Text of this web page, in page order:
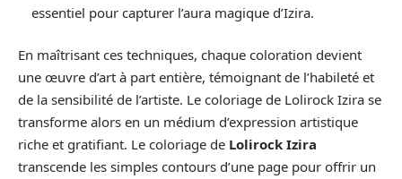
essentiel pour capturer l’aura magique d’Izira.
En maîtrisant ces techniques, chaque coloration devient
une œuvre d’art à part entière, témoignant de l’habileté et
de la sensibilité de l’artiste. Le coloriage de Lolirock Izira se
transforme alors en un médium d’expression artistique
riche et gratifiant. Le coloriage de Lolirock Izira
transcende les simples contours d’une page pour offrir un